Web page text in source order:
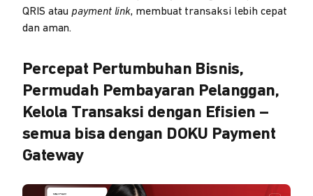
QRIS atau payment link, membuat transaksi lebih cepat
dan aman.
Percepat Pertumbuhan Bisnis,
Permudah Pembayaran Pelanggan,
Kelola Transaksi dengan Efisien –
semua bisa dengan DOKU Payment
Gateway